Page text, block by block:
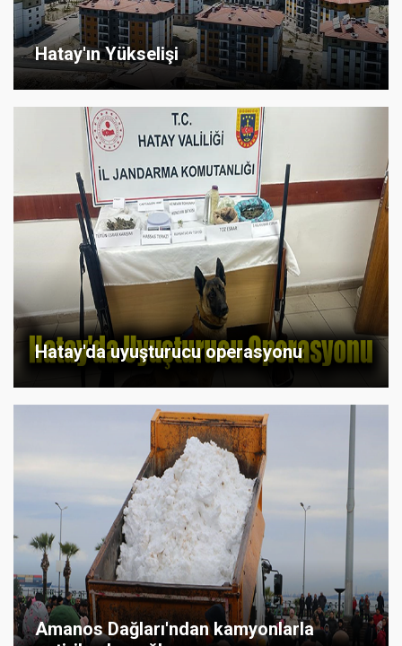
Hatay'ın Yükselişi
Hatay'da uyuşturucu operasyonu
Amanos Dağları'ndan kamyonlarla